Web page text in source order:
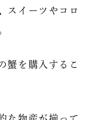
スイーツやコロ
蟹を購入するこ